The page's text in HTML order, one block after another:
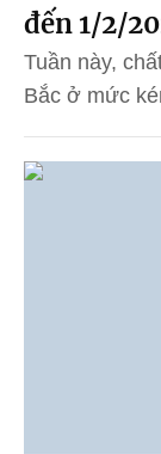
đến 1/2/
Tuần này,
Bắc ở mức